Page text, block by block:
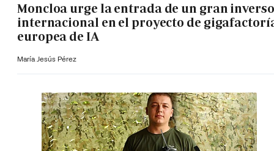
Moncloa urge la entrada de un gran
internacional en el proyecto de
europea de IA
María Jesús Pérez